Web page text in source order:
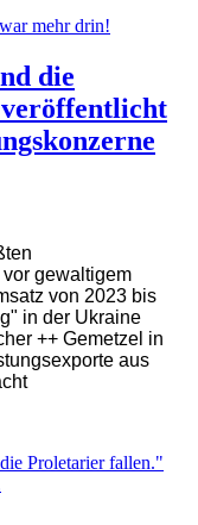
mehr drin!
die
gewaltigem
von 2023 bis
in der Ukraine
++ Gemetzel in
aus
Proletarier fallen."